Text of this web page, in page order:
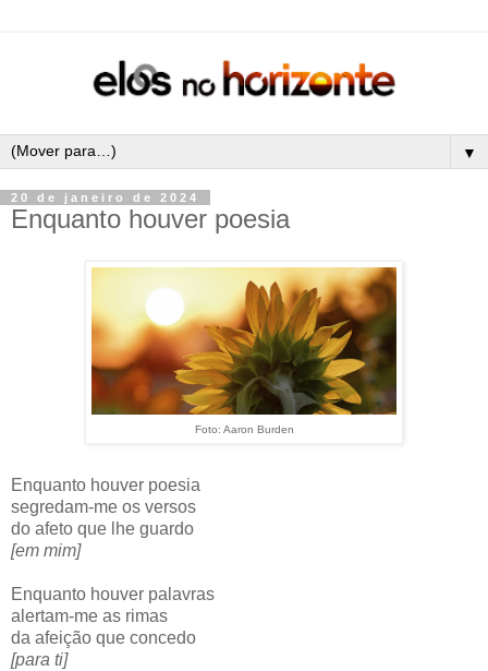
▼
20 de janeiro de 2024
Enquanto houver poesia
Foto: Aaron Burden
Enquanto houver poesia
segredam-me os versos
do afeto que lhe guardo
[em mim]
Enquanto houver palavras
alertam-me as rimas
da afeição que concedo
[para ti]